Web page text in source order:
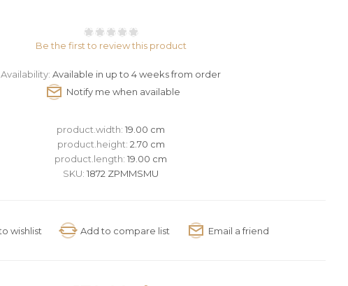
Be the first to review this product
Availability: Available in up to 4 weeks from order
product.width:19.00 cm
product.height: 2.70 cm
product.length:19.00 cm
SKU: 1872 ZPMMSMU